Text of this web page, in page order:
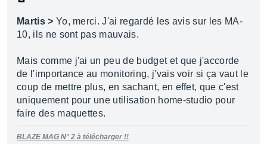
Martis > Yo, merci. J'ai regardé les avis sur les MA-
10, ils ne sont pas mauvais.
Mais comme j'ai un peu de budget et que j'accorde
de l'importance au monitoring, j'vais voir si ça vaut le
coup de mettre plus, en sachant, en effet, que c'est
uniquement pour une utilisation home-studio pour
faire des maquettes.
BLAZE MAG N° 2 à télécharger !!